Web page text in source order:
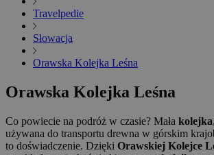
Travelpedie
Słowacja
Orawska Kolejka Leśna
Orawska Kolejka Leśna
Co powiecie na podróż w czasie? Mała kolejka
używana do transportu drewna w górskim
to doświadczenie. Dzięki Orawskiej Kolejce